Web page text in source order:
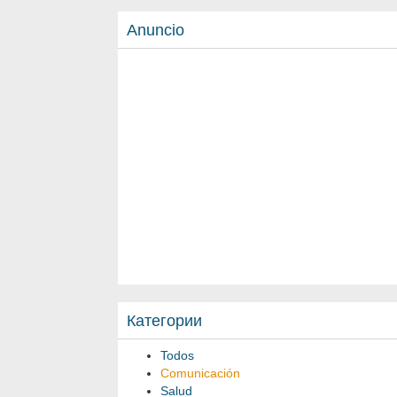
Anuncio
Категории
Todos
Comunicación
Salud